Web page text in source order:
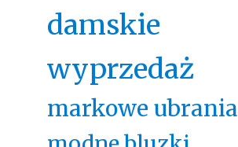
damskie
wyprzedaż
markowe ubrania